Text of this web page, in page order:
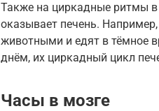
Также на циркадные ритмы в
оказывает печень.
животными и едят в тёмное
днём, их циркадный цикл
Часы в мозге